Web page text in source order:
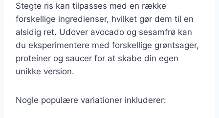
Stegte ris kan tilpasses med en række
forskellige ingredienser, hvilket gør dem til en
alsidig ret. Udover avocado og sesamfrø kan
du eksperimentere med forskellige grøntsager,
proteiner og saucer for at skabe din egen
unikke version.
Nogle populære variationer inkluderer: